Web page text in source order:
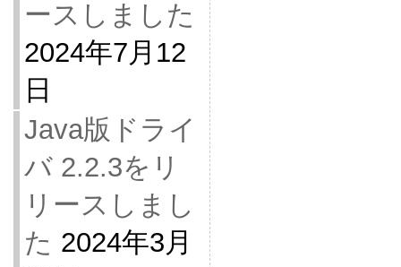
ースしました
2024年7月12
日
Java版ドライ
バ 2.2.3をリ
リースしまし
た 2024年3月